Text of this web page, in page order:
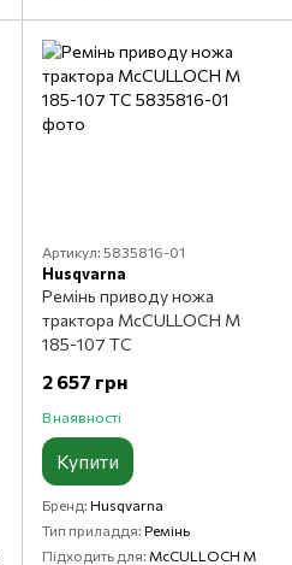
Артикул: 5835816-01
Husqvarna
Ремінь приводу ножа
трактора McCULLOCH M
185-107 TC
2 657 грн
В наявності
Купити
Бренд Husqvarna
Тип приладдя Ремінь
Підходить для McCULLOCH M